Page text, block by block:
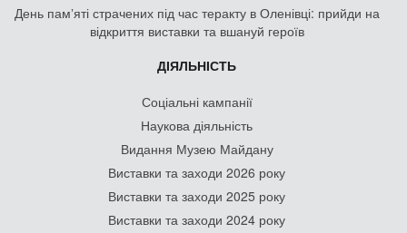
День памʼяті страчених під час теракту в Оленівці: прийди на
відкриття виставки та вшануй героїв
ДІЯЛЬНІСТЬ
Соціальні кампанії
Наукова діяльність
Видання Музею Майдану
Виставки та заходи 2026 року
Виставки та заходи 2025 року
Виставки та заходи 2024 року